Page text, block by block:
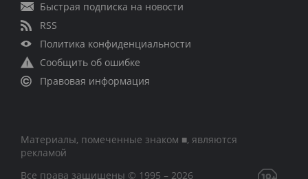
Быстрая подписка на новости
RSS
Политика конфиденциальности
Сообщить об ошибке
Правовая информация
Материалы, помеченные знаком ■, являются
рекламой
Все права защищены © 1995 – 2026